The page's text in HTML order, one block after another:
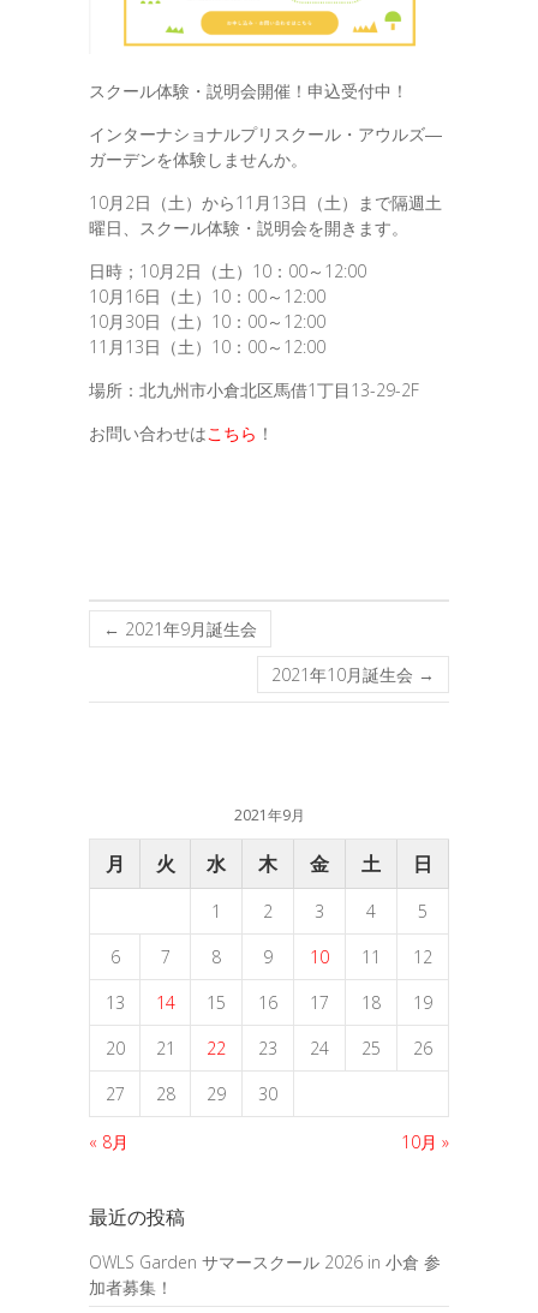
スクール体験・説明会開催！申込受付中！
インターナショナルプリスクール・アウルズ―
ガーデンを体験しませんか。
10月2日（土）から11月13日（土）まで隔週土
曜日、スクール体験・説明会を開きます。
日時；10月2日（土）10：00～12:00
10月16日（土）10：00～12:00
10月30日（土）10：00～12:00
11月13日（土）10：00～12:00
場所：北九州市小倉北区馬借1丁目13-29-2F
お問い合わせはこちら ！
← 2021年9月誕生会
2021年10月誕生会 →
2021年9月
月 火 水 木 金 土 日
1 2 3 4
5
6
7 8 9 10 11
12
13
14 15 16 17 18
19
20
21 22 23 24 25
26
27
28 29 30
« 8月 10月 »
最近の投稿
OWLS Garden サマースクール 2026 in 小倉 参
加者募集！